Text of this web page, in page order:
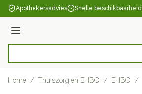
Ga naar de inhoud
Apothekersadvies Snelle beschikbaarheid
Menu
Home / Thuiszorg en EHBO / EHBO /